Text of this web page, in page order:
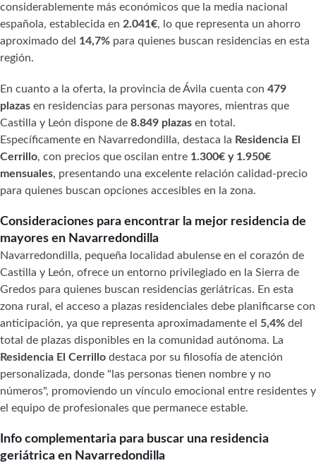
considerablemente más económicos que la media nacional
española, establecida en 2.041€, lo que representa un ahorro
aproximado del 14,7% para quienes buscan residencias en esta
región.
En cuanto a la oferta, la provincia de Ávila cuenta con 479
plazas en residencias para personas mayores, mientras que
Castilla y León dispone de 8.849 plazas en total.
Específicamente en Navarredondilla, destaca la Residencia El
Cerrillo, con precios que oscilan entre 1.300€ y 1.950€
mensuales, presentando una excelente relación calidad-precio
para quienes buscan opciones accesibles en la zona.
Consideraciones para encontrar la mejor residencia de
mayores en Navarredondilla
Navarredondilla, pequeña localidad abulense en el corazón de
Castilla y León, ofrece un entorno privilegiado en la Sierra de
Gredos para quienes buscan residencias geriátricas. En esta
zona rural, el acceso a plazas residenciales debe planificarse con
anticipación, ya que representa aproximadamente el 5,4% del
total de plazas disponibles en la comunidad autónoma. La
Residencia El Cerrillo destaca por su filosofía de atención
personalizada, donde "las personas tienen nombre y no
números", promoviendo un vínculo emocional entre residentes y
el equipo de profesionales que permanece estable.
Info complementaria para buscar una residencia
geriátrica en Navarredondilla